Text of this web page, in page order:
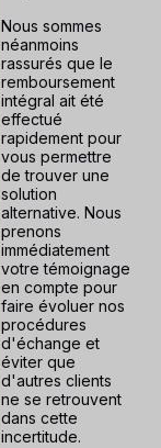
Nous sommes
néanmoins
rassurés que le
remboursement
intégral ait été
effectué
rapidement pour
vous permettre
de trouver une
solution
alternative. Nous
prenons
immédiatement
votre témoignage
en compte pour
faire évoluer nos
procédures
d'échange et
éviter que
d'autres clients
ne se retrouvent
dans cette
incertitude.